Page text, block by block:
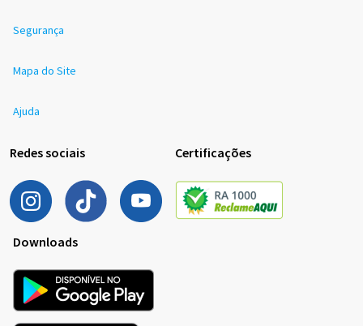
Segurança
Mapa do Site
Ajuda
Redes sociais Certificações
Downloads